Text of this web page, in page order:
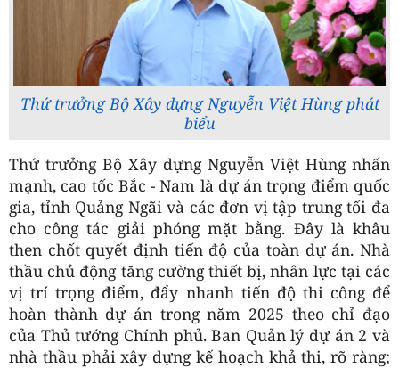
Thứ trưởng Bộ Xây dựng Nguyễn Việt Hùng phát
biểu
Thứ trưởng Bộ Xây dựng Nguyễn Việt Hùng nhấn
mạnh, cao tốc Bắc - Nam là dự án trọng điểm quốc
gia, tỉnh Quảng Ngãi và các đơn vị tập trung tối đa
cho công tác giải phóng mặt bằng. Đây là khâu
then chốt quyết định tiến độ của toàn dự án. Nhà
thầu chủ động tăng cường thiết bị, nhân lực tại các
vị trí trọng điểm, đẩy nhanh tiến độ thi công để
hoàn thành dự án trong năm 2025 theo chỉ đạo
của Thủ tướng Chính phủ. Ban Quản lý dự án 2 và
nhà thầu phải xây dựng kế hoạch khả thi, rõ ràng;